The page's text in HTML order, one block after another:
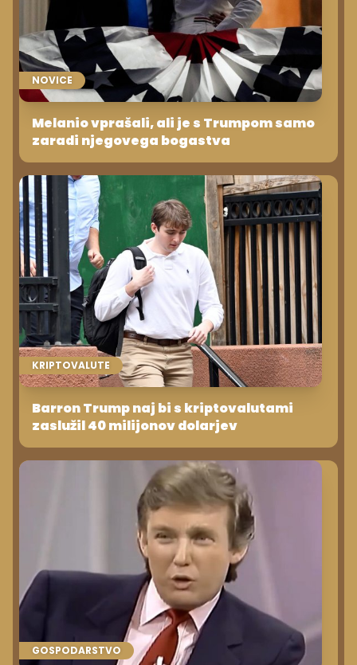
NOVICE
Melanio vprašali, ali je s Trumpom samo
zaradi njegovega bogastva
KRIPTOVALUTE
Barron Trump naj bi s kriptovalutami
zaslužil 40 milijonov dolarjev
GOSPODARSTVO